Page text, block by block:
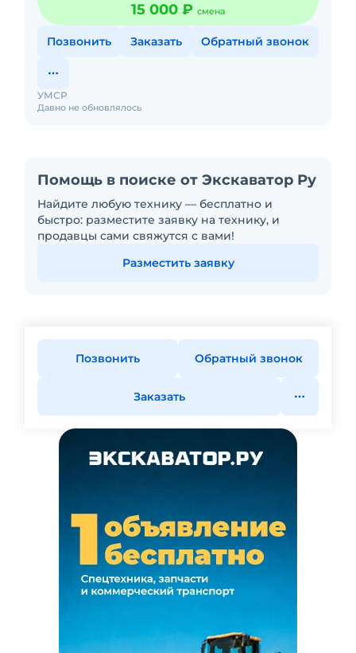
15 000 ₽ смена
Позвонить Заказать Обратный звонок
Давно не обновлялось
УМСР
Помощь в поиске от Экскаватор Ру
Найдите любую технику — бесплатно и
быстро: разместите заявку на технику, и
продавцы сами свяжутся с вами!
Разместить заявку
Позвонить Обратный звонок
Заказать